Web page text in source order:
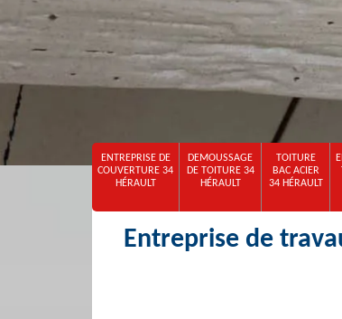
ENTREPRISE DE
COUVERTURE 34
HÉRAULT
DEMOUSSAGE
DE TOITURE 34
HÉRAULT
TOITURE
BAC ACIER
34 HÉRAULT
Entreprise de